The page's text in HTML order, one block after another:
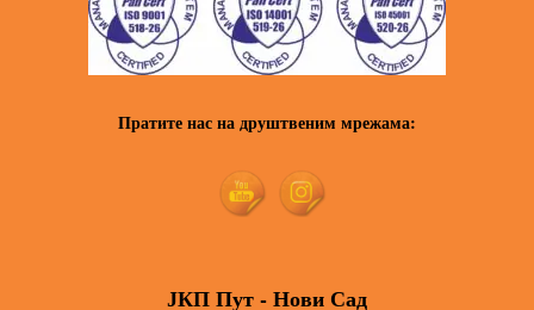
Пратите нас на друштвеним мрежама:
ЈКП Пут - Нови Сад